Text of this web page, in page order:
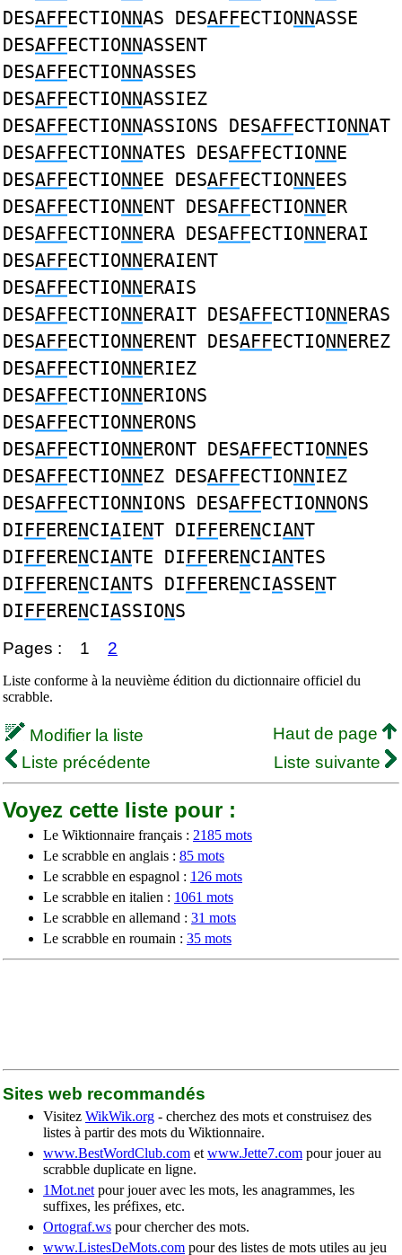
DESAFFECTIONNAS DESAFFECTIONNASSE
DESAFFECTIONNASSENT
DESAFFECTIONNASSES
DESAFFECTIONNASSIEZ
DESAFFECTIONNASSIONS DESAFFECTIONNAT
DESAFFECTIONNATES DESAFFECTIONNE
DESAFFECTIONNEE DESAFFECTIONNEES
DESAFFECTIONNENT DESAFFECTIONNER
DESAFFECTIONNERA DESAFFECTIONNERAI
DESAFFECTIONNERAIENT
DESAFFECTIONNERAIS
DESAFFECTIONNERAIT DESAFFECTIONNERAS
DESAFFECTIONNERENT DESAFFECTIONNEREZ
DESAFFECTIONNERIEZ
DESAFFECTIONNERIONS
DESAFFECTIONNERONS
DESAFFECTIONNERONT DESAFFECTIONNES
DESAFFECTIONNEZ DESAFFECTIONNIEZ
DESAFFECTIONNIONS DESAFFECTIONNONS
DIFFERENCIAIENT DIFFERENCIANT
DIFFERENCIANTE DIFFERENCIANTES
DIFFERENCIANTS DIFFERENCIASSENT
DIFFERENCIASSIONS
Pages : 1 2
Liste conforme à la neuvième édition du dictionnaire officiel du
scrabble.
Modifier la liste
Haut de page
Liste précédente
Liste suivante
Voyez cette liste pour :
Le Wiktionnaire français : 2185 mots
Le scrabble en anglais : 85 mots
Le scrabble en espagnol : 126 mots
Le scrabble en italien : 1061 mots
Le scrabble en allemand : 31 mots
Le scrabble en roumain : 35 mots
Sites web recommandés
Visitez WikWik.org - cherchez des mots et construisez des
listes à partir des mots du Wiktionnaire.
www.BestWordClub.com et www.Jette7.com pour jouer au
scrabble duplicate en ligne.
1Mot.net pour jouer avec les mots, les anagrammes, les
suffixes, les préfixes, etc.
Ortograf.ws pour chercher des mots.
www.ListesDeMots.com pour des listes de mots utiles au jeu